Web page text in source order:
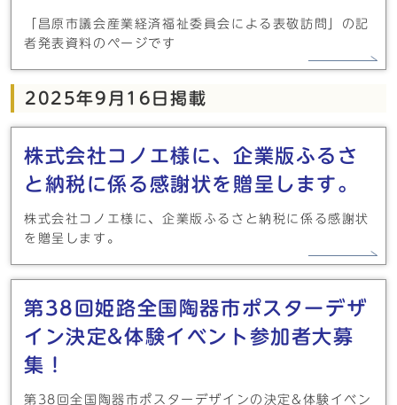
「昌原市議会産業経済福祉委員会による表敬訪問」の記
者発表資料のページです
2025年9月16日掲載
株式会社コノエ様に、企業版ふるさ
と納税に係る感謝状を贈呈します。
株式会社コノエ様に、企業版ふるさと納税に係る感謝状
を贈呈します。
第38回姫路全国陶器市ポスターデザ
イン決定&体験イベント参加者大募
集！
第38回全国陶器市ポスターデザインの決定&体験イベン